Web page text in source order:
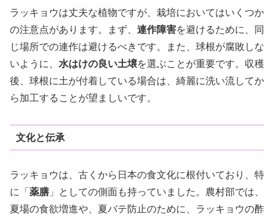
ラッキョウは丈夫な植物ですが、栽培においてはいくつか
の注意点があります。まず、 連作障害を避けるために、同
じ場所での連作は避けるべきです。また、球根が腐敗しな
いように、 水はけの良い土壌を選ぶことが重要です。収穫
後、球根に土が付着している場合は、綺麗に洗い流してか
ら加工することが望ましいです。
文化と伝承
ラッキョウは、古くから日本の食文化に根付いており、特
に「 薬膳」としての側面も持っていました。農村部では、
夏場の食欲増進や、夏バテ防止のために、ラッキョウの酢